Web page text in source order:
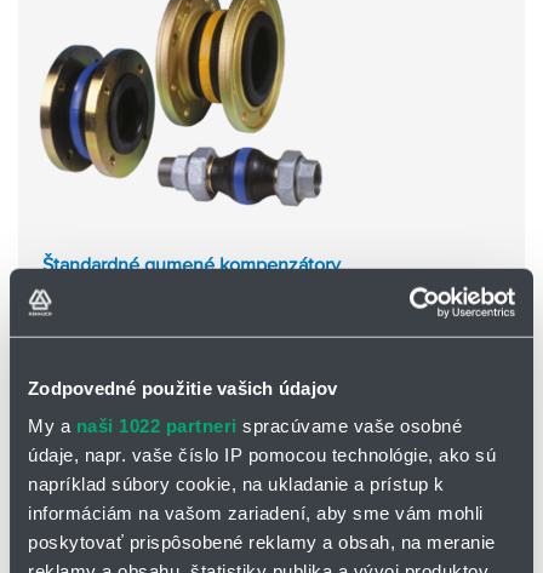
Zodpovedné použitie vašich údajov
My a naši 1022 partneri spracúvame vaše osobné
údaje, napr. vaše číslo IP pomocou technológie, ako sú
napríklad súbory cookie, na ukladanie a prístup k
informáciám na vašom zariadení, aby sme vám mohli
poskytovať prispôsobené reklamy a obsah, na meranie
Štandardné gumené kompenzátory
Štandardné gumené kompenzátory s dĺžkami od 100 do
K dispozícii sú rôzne typy gumy
Podkategórie